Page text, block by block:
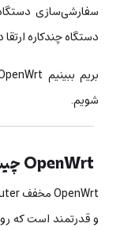
سفارشی‌سازی
دستگاه چندکاره
شویم.
OpenWrt چیست؟
و قدرتمند است که